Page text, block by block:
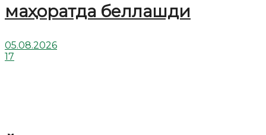
маҳоратда беллашди
05.08.2026
17